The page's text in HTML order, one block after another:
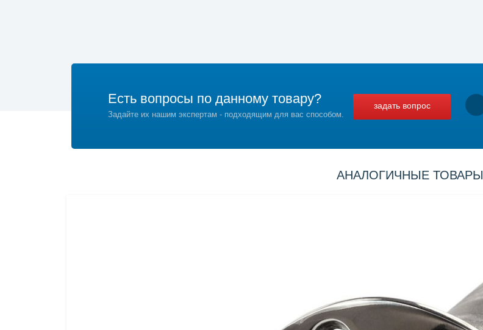
Есть вопросы по данному товару?
Задайте их нашим экспертам - подходящим для вас способом.
задать вопрос
АНАЛОГИЧНЫЕ ТОВАРЫ